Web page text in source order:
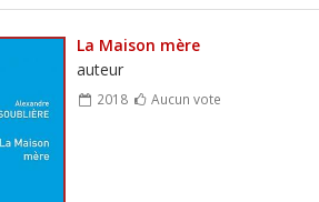
La Maison mère
auteur
2018 Aucun vote